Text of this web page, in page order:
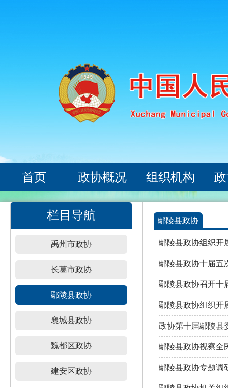
首页 政协概况 组织机构
栏目导航
禹州市政协
长葛市政协
鄢陵县政协
襄城县政协
魏都区政协
建安区政协
鄢陵县政协
鄢陵县政协组织开
鄢陵县政协十届五
鄢陵县政协召开十
鄢陵县政协组织开
政协第十届鄢陵县
鄢陵县政协视察全
鄢陵县政协专题调